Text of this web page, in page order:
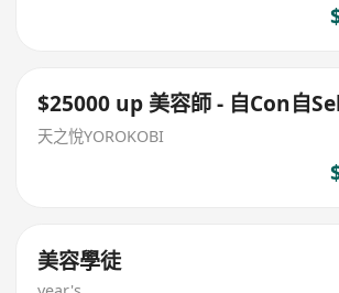
$25000 up 美容師 - 自Con自
天之悅YOROKOBI
美容學徒